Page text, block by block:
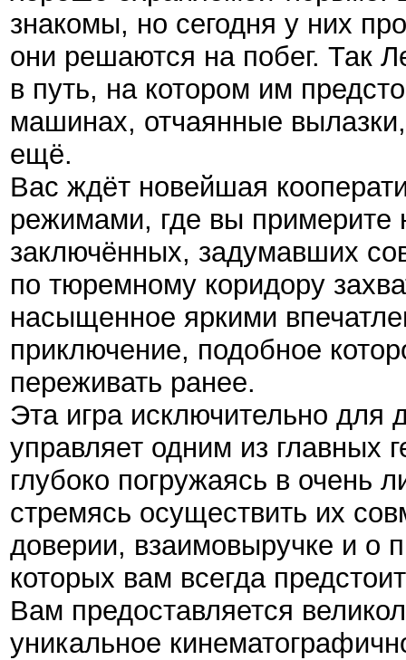
знакомы, но сегодня у них
они решаются на побег. Так
в путь, на котором им
машинах, отчаянные
ещё.
Вас ждёт новейшая
режимами, где вы примерите
заключённых, задумавших
по тюремному коридору
насыщенное яркими
приключение, подобное
переживать ранее.
Эта игра исключительно для
управляет одним из главных
глубоко погружаясь в очень
стремясь осуществить их
доверии, взаимовыручке и о
которых вам всегда
Вам предоставляется
уникальное